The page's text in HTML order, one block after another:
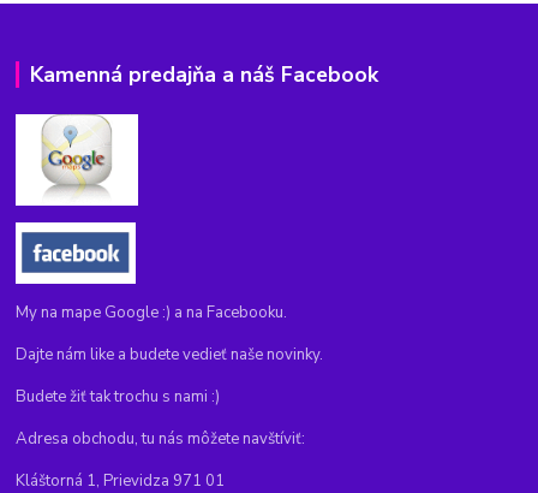
Kamenná predajňa a náš Facebook
My na mape Google :) a na Facebooku.
Dajte nám like a budete vedieť naše novinky.
Budete žiť tak trochu s nami :)
Adresa obchodu, tu nás môžete navštíviť:
Kláštorná 1, Prievidza 971 01